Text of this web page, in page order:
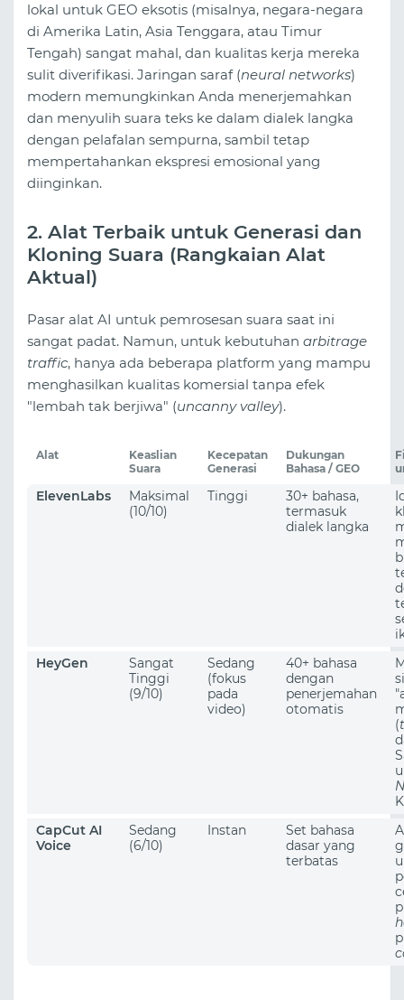
lokal untuk GEO eksotis (misalnya, negara-negara
di Amerika Latin, Asia Tenggara, atau Timur
Tengah) sangat mahal, dan kualitas kerja mereka
sulit diverifikasi. Jaringan saraf (neural networks)
modern memungkinkan Anda menerjemahkan
dan menyulih suara teks ke dalam dialek langka
dengan pelafalan sempurna, sambil tetap
mempertahankan ekspresi emosional yang
diinginkan.
2. Alat Terbaik untuk Generasi dan
Kloning Suara (Rangkaian Alat
Aktual)
Pasar alat AI untuk pemrosesan suara saat ini
sangat padat. Namun, untuk kebutuhan arbitrage
traffic, hanya ada beberapa platform yang mampu
menghasilkan kualitas komersial tanpa efek
"lembah tak berjiwa" (uncanny valley).
Alat
Keaslian
Suara
Kecepatan
Generasi
Dukungan
Bahasa / GEO
ElevenLabs
Maksimal
(10/10)
Tinggi
30+ bahasa,
termasuk
dialek langka
HeyGen
Sangat
Tinggi
(9/10)
Sedang
(fokus
pada
video)
40+ bahasa
dengan
penerjemahan
otomatis
(
CapCut AI
Voice
Sedang
(6/10)
Instan
Set bahasa
dasar yang
terbatas